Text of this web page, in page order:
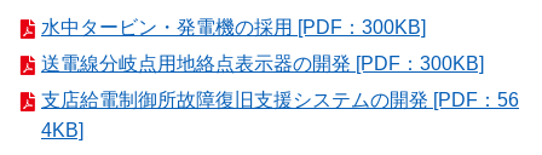
水中タービン・発電機の採用 [PDF：300KB]
送電線分岐点用地絡点表示器の開発 [PDF：300KB]
支店給電制御所故障復旧支援システムの開発 [PDF：56
4KB]